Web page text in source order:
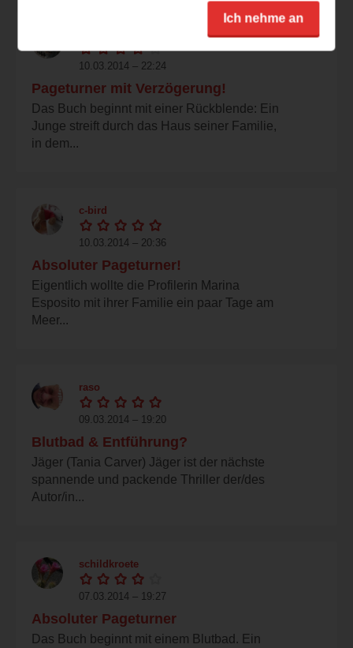
10.03.2014 – 22:24
Pageturner mit Verzögerung!
Das Buch beginnt mit einer Rückblende: Ein
Junge streift durch das Haus seiner Familie,
in dem...
c-bird
10.03.2014 – 20:36
Absoluter Pageturner!
Eigentlich wollte die Profilerin Marina
Esposito mit ihrer Familie ein paar Tage am
Meer...
raso
09.03.2014 – 19:20
Blutbad & Entführung?
Jäger (Tania Carver) Jäger ist der nächste
spannende und packende Thriller der/des
Autor/in...
schildkroete
07.03.2014 – 19:27
Absoluter Pageturner
Das Buch beginnt mit einem Blutbad. Ein
Ich nehme an